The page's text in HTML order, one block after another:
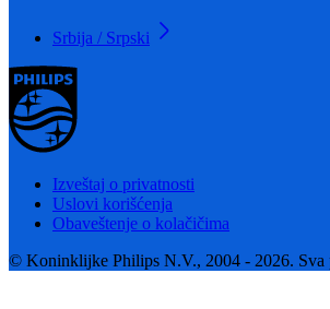
Srbija / Srpski
Izveštaj o privatnosti
Uslovi korišćenja
Obaveštenje o kolačičima
© Koninklijke Philips N.V., 2004 - 2026. Sva